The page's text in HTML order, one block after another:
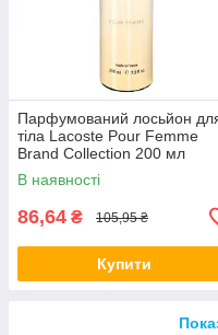
Парфумований лосьйон
тіла Lacoste Pour Femme
Brand Collection 200 мл
В наявності
86,64 ₴ 105,95 ₴
Купити